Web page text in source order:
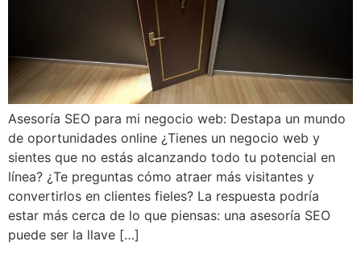
Asesoría SEO para mi negocio web: Destapa un mundo
de oportunidades online ¿Tienes un negocio web y
sientes que no estás alcanzando todo tu potencial en
línea? ¿Te preguntas cómo atraer más visitantes y
convertirlos en clientes fieles? La respuesta podría
estar más cerca de lo que piensas: una asesoría SEO
puede ser la llave […]